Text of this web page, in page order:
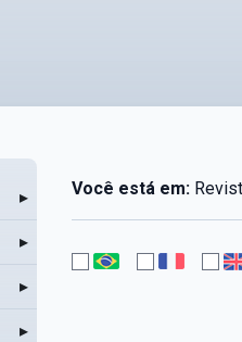
▸
▸
▸
▸
Você está em: